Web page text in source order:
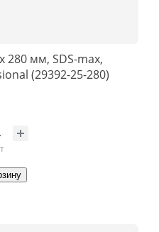
280 мм, SDS-max,
(29392-25-280)